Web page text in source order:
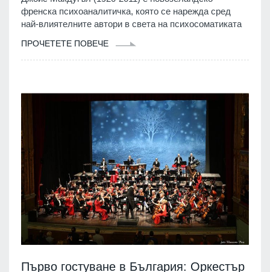
френска психоаналитичка, която се нарежда сред
най-влиятелните автори в света на психосоматиката
ПРОЧЕТЕТЕ ПОВЕЧЕ
Първо гостуване в България: Оркестър